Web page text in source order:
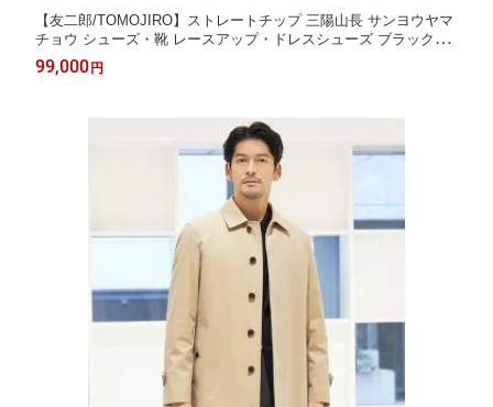
【友二郎/TOMOJIRO】ストレートチップ 三陽山長 サンヨウヤマ
チョウ シューズ・靴 レースアップ・ドレスシューズ ブラック
【送料無料】[Rakuten Fashion]
99,000円